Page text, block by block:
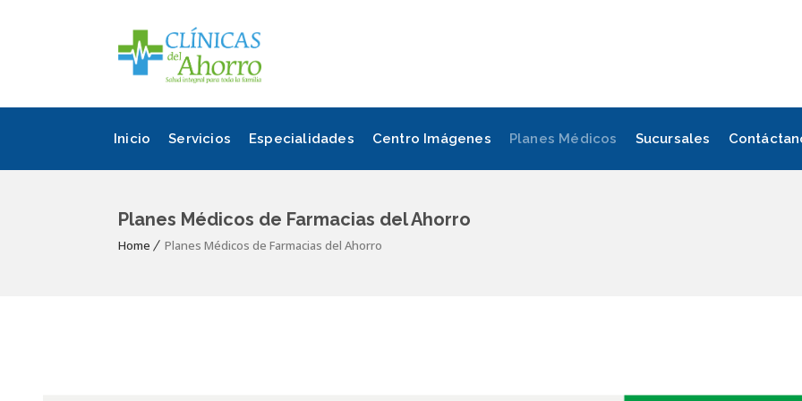
Inicio Servicios Especialidades Centro Imágenes Planes Médicos Sucursales
Planes Médicos de Farmacias del Ahorro
Home Planes Médicos de Farmacias del Ahorro